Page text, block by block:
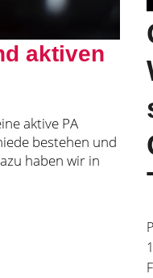
aktiven
aktive PA
bestehen und
haben wir in